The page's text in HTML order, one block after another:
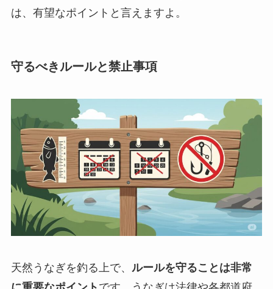
は、有望なポイントと言えますよ。
守るべきルールと禁止事項
天然うなぎを釣る上で、 ルールを守ることは非常